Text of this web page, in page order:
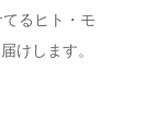
るヒト・モ
けします。